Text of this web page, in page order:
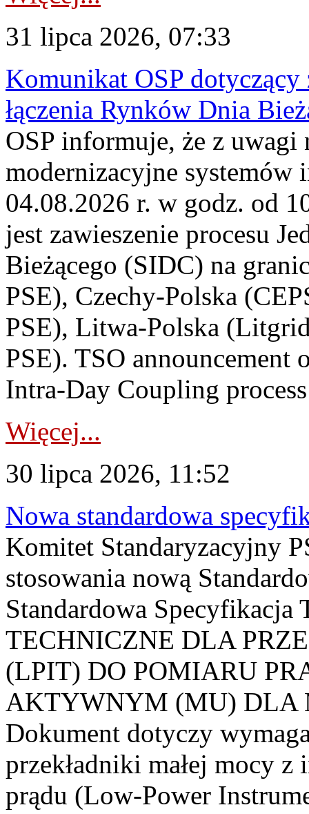
31 lipca 2026, 07:33
Komunikat OSP dotyczący
łączenia Rynków Dnia
OSP informuje, że z uwagi
modernizacyjne
04.08.2026 r. w godz. od
jest zawieszenie procesu
Bieżącego (SIDC) na
PSE), Czechy-Polska
PSE), Litwa-Polska
PSE). TSO announcement
Intra-Day Coupling
Więcej...
30 lipca 2026, 11:52
Nowa standardowa
Komitet Standaryzacyjny
stosowania nową
Standardowa
TECHNICZNE DLA
(LPIT) DO POMIARU
AKTYWNYM (MU) DLA
Dokument dotyczy
przekładniki małej mocy
prądu (Low-Power